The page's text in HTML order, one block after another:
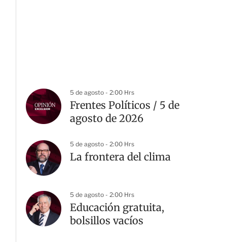
5 de agosto - 2:00 Hrs
Frentes Políticos / 5 de
agosto de 2026
5 de agosto - 2:00 Hrs
La frontera del clima
5 de agosto - 2:00 Hrs
Educación gratuita,
bolsillos vacíos